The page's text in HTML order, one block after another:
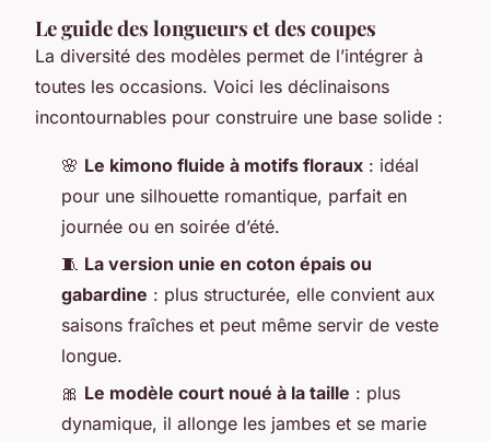
Le guide des longueurs et des coupes
La diversité des modèles permet de l’intégrer à
toutes les occasions. Voici les déclinaisons
incontournables pour construire une base solide :
🌸 Le kimono fluide à motifs floraux : idéal
pour une silhouette romantique, parfait en
journée ou en soirée d’été.
🧵 La version unie en coton épais ou
gabardine : plus structurée, elle convient aux
saisons fraîches et peut même servir de veste
longue.
🎀 Le modèle court noué à la taille : plus
dynamique, il allonge les jambes et se marie